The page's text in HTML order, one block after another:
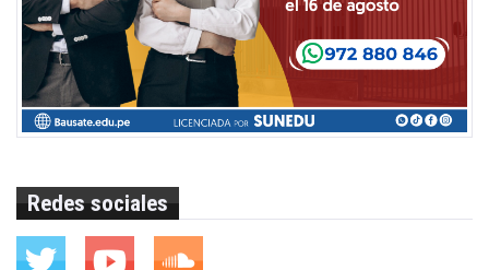
Redes sociales